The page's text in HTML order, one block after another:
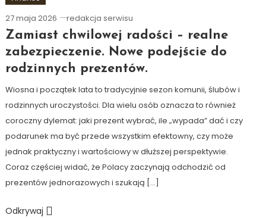
27 maja 2026 redakcja serwisu
Zamiast chwilowej radości – realne
zabezpieczenie. Nowe podejście do
rodzinnych prezentów.
Wiosna i początek lata to tradycyjnie sezon komunii, ślubów i
rodzinnych uroczystości. Dla wielu osób oznacza to również
coroczny dylemat: jaki prezent wybrać, ile „wypada” dać i czy
podarunek ma być przede wszystkim efektowny, czy może
jednak praktyczny i wartościowy w dłuższej perspektywie.
Coraz częściej widać, że Polacy zaczynają odchodzić od
prezentów jednorazowych i szukają […]
Odkrywaj